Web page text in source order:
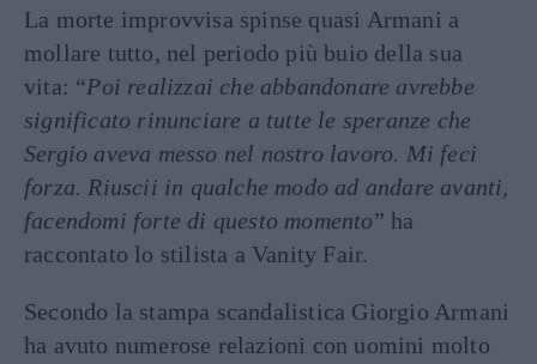
La morte improvvisa spinse quasi Armani a
mollare tutto, nel periodo più buio della sua
vita: “Poi realizzai che abbandonare avrebbe
significato rinunciare a tutte le speranze che
Sergio aveva messo nel nostro lavoro. Mi feci
forza. Riuscii in qualche modo ad andare avanti,
facendomi forte di questo momento” ha
raccontato lo stilista a Vanity Fair.
Secondo la stampa scandalistica Giorgio Armani
ha avuto numerose relazioni con uomini molto